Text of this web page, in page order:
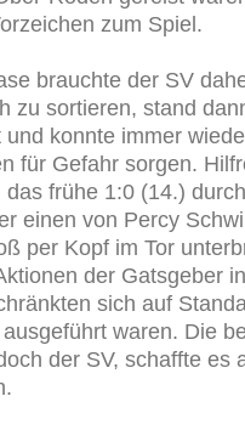
zum Spiel.
brauchte der SV
zu sortieren, stand
konnte immer
für Gefahr sorgen.
frühe 1:0 (14.)
einen von Percy
per Kopf im Tor
der Gatsgeber
sich auf
waren. Die
der SV, schaffte es